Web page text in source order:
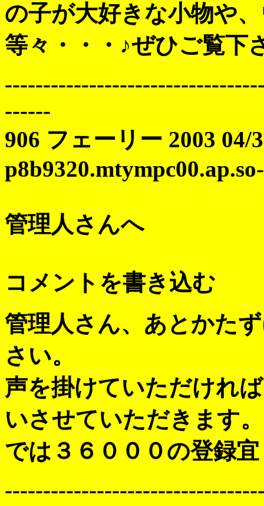
の子が大好きな小物や
等々・・・♪ぜひご覧下
------
906 フェーリー 2003 04/
管理人さんへ
コメントを書き込む
管理人さん、あとかた
さい。
声を掛けていただけれ
いさせていただきます。
では３６０００の登録